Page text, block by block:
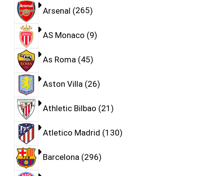
Arsenal 265
AS Monaco 9
As Roma 45
Aston Villa 26
Athletic Bilbao 21
Atletico Madrid 130
Barcelona 296